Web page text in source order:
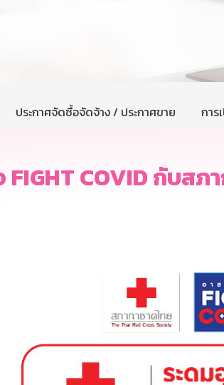
ประกาศจัดซื้อจัดจ้าง / ประกาศขาย การ
FIGHT COVID กับสภ